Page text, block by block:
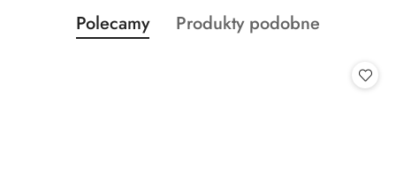
Pomiń karuzelę produktów
Produkty
o
Polecamy
Produkty
Produkty podobne